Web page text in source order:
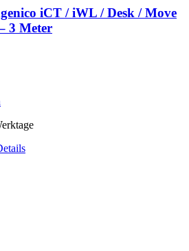
iCT / iWL / Desk / Move
3 Meter